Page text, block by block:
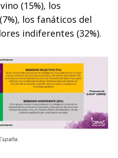
(15%), los
los fanáticos del
indiferentes (32%).